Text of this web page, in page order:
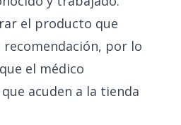
el producto que
por lo
el médico
acuden a la tienda